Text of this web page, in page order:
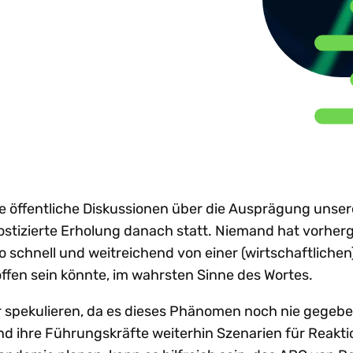
Steuertrends
Technologie-
treiben
in ganz
öffentliche Diskussionen über die Ausprägung
Erholung danach statt. Niemand hat
schnell und weitreichend von einer
sein könnte, im wahrsten Sinne des Wortes.
da es dieses Phänomen noch nie
ihre Führungskräfte weiterhin Szenarien für